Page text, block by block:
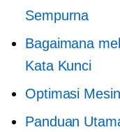
Sempurna
Bagaimana
Kata Kunci
Optimasi
Panduan